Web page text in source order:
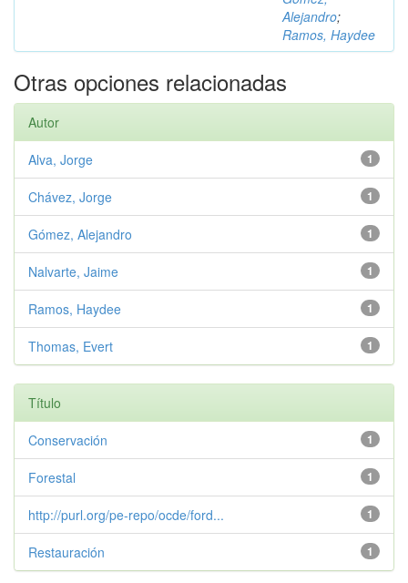
Alejandro;
Ramos, Haydee
Otras opciones relacionadas
Autor
1
Alva, Jorge
1
Chávez, Jorge
1
Gómez, Alejandro
1
Nalvarte, Jaime
1
Ramos, Haydee
1
Thomas, Evert
Título
1
Conservación
1
Forestal
1
http://purl.org/pe-repo/ocde/ford...
1
Restauración